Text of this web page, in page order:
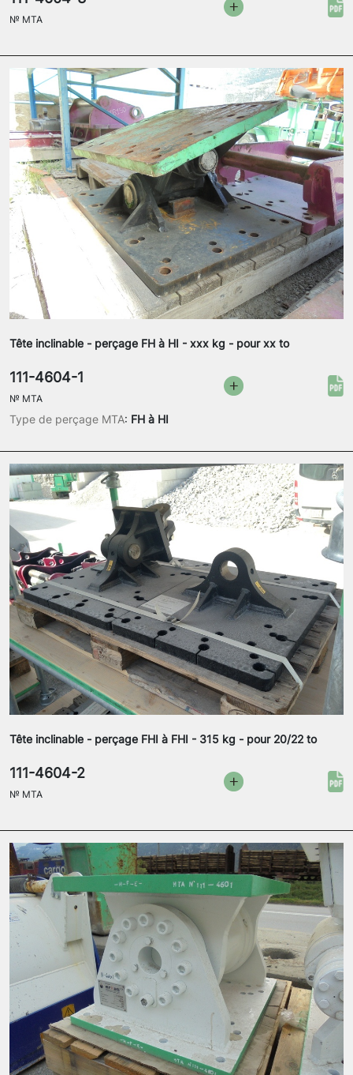
№ MTA
Tête inclinable - perçage FH à HI - xxx kg - pour xx to
Type de perçage MTA: FH à HI
111-4604-1
№ MTA
Tête inclinable - perçage FHI à FHI - 315 kg - pour 20/22 to
111-4604-2
№ MTA